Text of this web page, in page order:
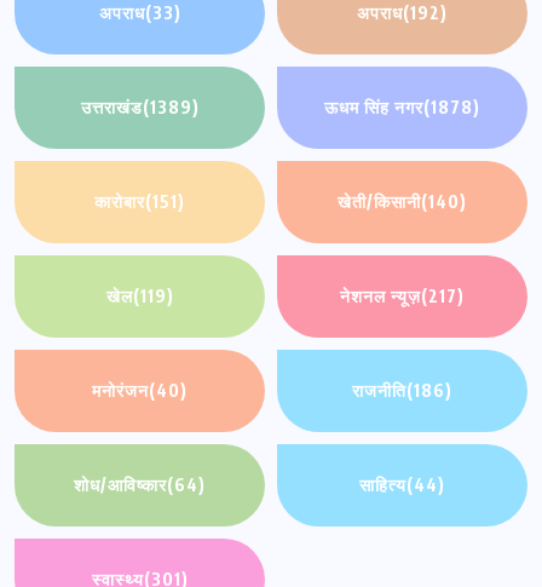
अपराध(33) अपराध(192)
उत्तराखंड(1389) ऊधम सिंह नगर(1878)
कारोबार(151) खेती/किसानी(140)
खेल(119) नेशनल न्यूज़(217)
मनोरंजन(40) राजनीति(186)
शोध/आविष्कार(64) साहित्य(44)
स्वास्थ्य(301)